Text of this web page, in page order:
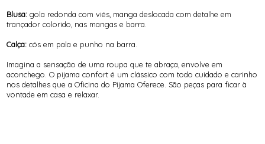
Blusa:gola redonda com viés, manga deslocada com detalhe em
trançador colorido, nas mangas e barra.
Calça: cós em pala e punho na barra.
Imagina a sensação de uma roupa que te abraça, envolve em
aconchego. O pijama confort é um clássico com todo cuidado e carinho
nos detalhes que a Oficina do Pijama Oferece. São peças para ficar à
vontade em casa e relaxar.